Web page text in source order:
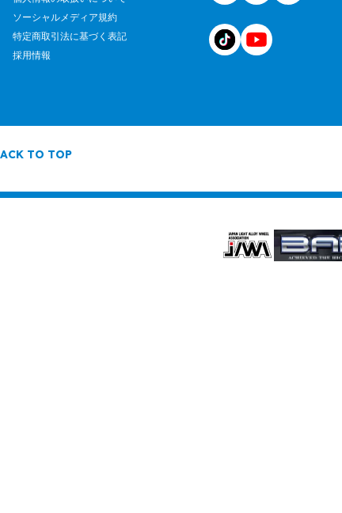
ソーシャルメディア規約
特定商取引法に基づく表記
採用情報
TO TOP